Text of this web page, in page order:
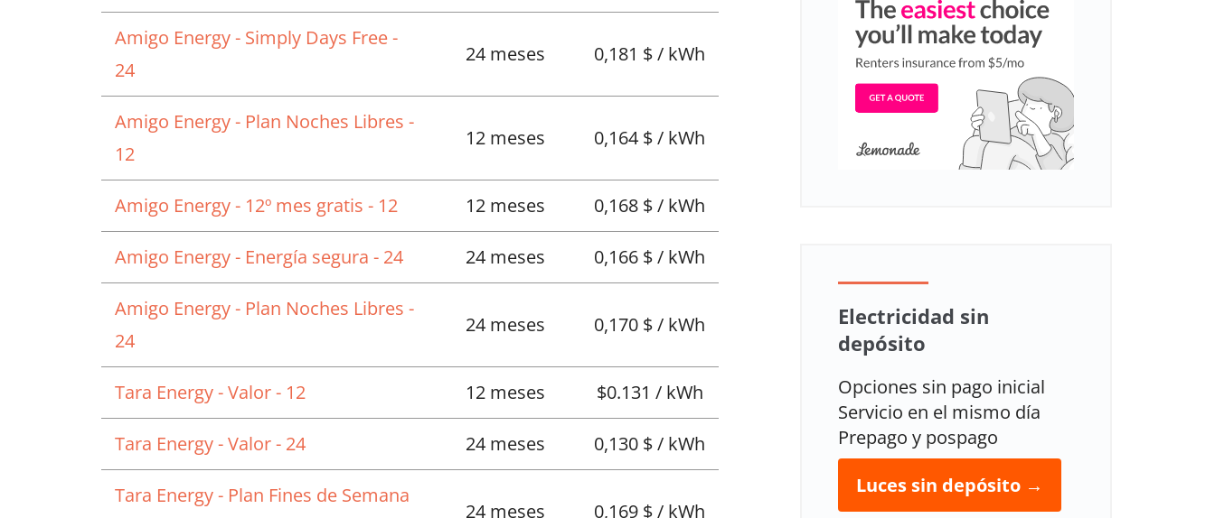
Amigo Energy - Simply Days Free -
24
24 meses 0,181 $ / kWh
Amigo Energy - Plan Noches Libres -
12
12 meses 0,164 $ / kWh
Amigo Energy - 12º mes gratis - 12 12 meses 0,168 $ / kWh
Amigo Energy - Energía segura - 24 24 meses 0,166 $ / kWh
Amigo Energy - Plan Noches Libres -
24
24 meses 0,170 $ / kWh
Tara Energy - Valor - 12 12 meses $0.131 / kWh
Tara Energy - Valor - 24 24 meses 0,130 $ / kWh
Tara Energy - Plan Fines de Semana
24 meses 0,169 $ / kWh
Electricidad sin
depósito
Opciones sin pago inicial
Servicio en el mismo día
Prepago y pospago
Luces sin depósito →